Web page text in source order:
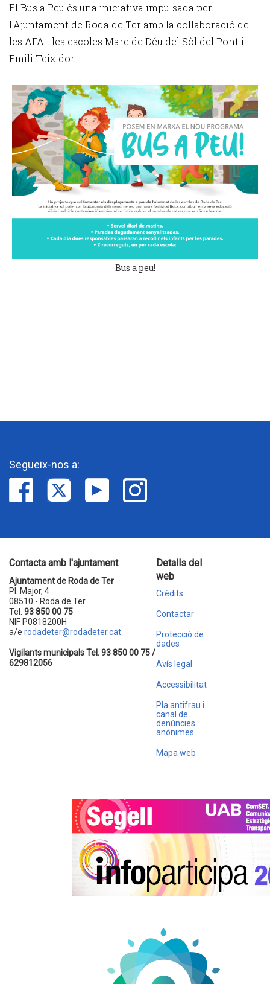
El Bus a Peu és una iniciativa impulsada per
l'Ajuntament de Roda de Ter amb la col·laboració de
les AFA i les escoles Mare de Déu del Sòl del Pont i
Emili Teixidor.
Bus a peu!
Segueix-nos a:
Contacta amb l'ajuntament
Ajuntament de Roda de Ter
Pl. Major, 4
08510 - Roda de Ter
Tel. 93 850 00 75
NIF P0818200H
a/e rodadeter@rodadeter.cat
Vigilants municipals Tel. 93 850 00 75 /
629812056
Detalls del
web
Crèdits
Contactar
Protecció de
dades
Avís legal
Accessibilitat
Pla antifrau i
canal de
denúncies
anònimes
Mapa web